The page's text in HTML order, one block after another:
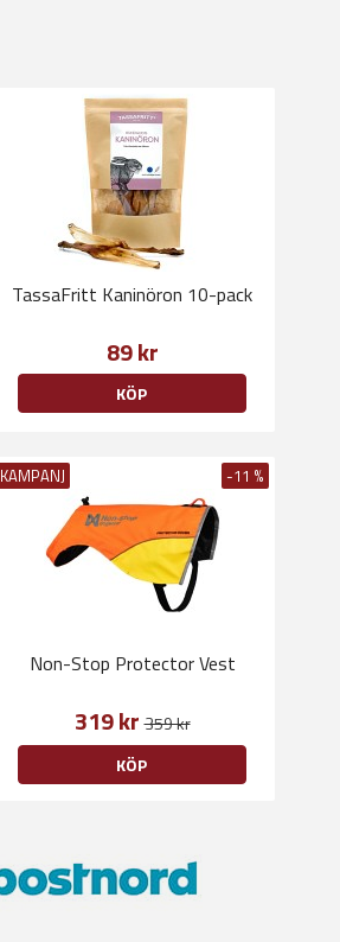
TassaFritt Kaninöron 10-pack
89 kr
KÖP
KAMPANJ -11 %
Non-Stop Protector Vest
319 kr359 kr
KÖP